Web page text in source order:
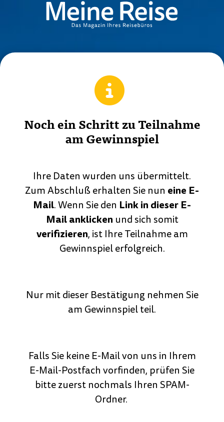
Noch ein Schritt zu Teilnahme
am Gewinnspiel
Ihre Daten wurden uns übermittelt.
Zum Abschluß erhalten Sie nun eine E-
Mail. Wenn Sie den Link in dieser E-
Mail anklicken und sich somit
verifizieren, ist Ihre Teilnahme am
Gewinnspiel erfolgreich.
Nur mit dieser Bestätigung nehmen Sie
am Gewinnspiel teil.
Falls Sie keine E-Mail von uns in Ihrem
E-Mail-Postfach vorfinden, prüfen Sie
bitte zuerst nochmals Ihren SPAM-
Ordner.